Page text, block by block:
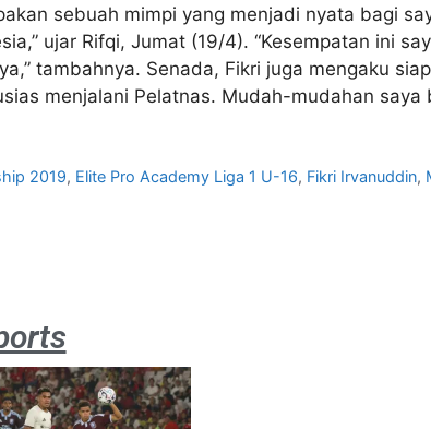
sebuah mimpi yang menjadi nyata bagi
ujar Rifqi, Jumat (19/4). “Kesempatan ini
tambahnya. Senada, Fikri juga mengaku
menjalani Pelatnas. Mudah-mudahan saya
2019, Elite Pro Academy Liga 1 U-16, Fikri Irvanuddin,